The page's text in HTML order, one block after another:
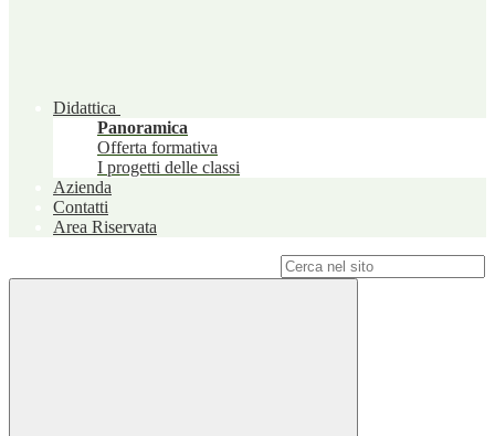
Didattica
Panoramica
Offerta formativa
I progetti delle classi
Azienda
Contatti
Area Riservata